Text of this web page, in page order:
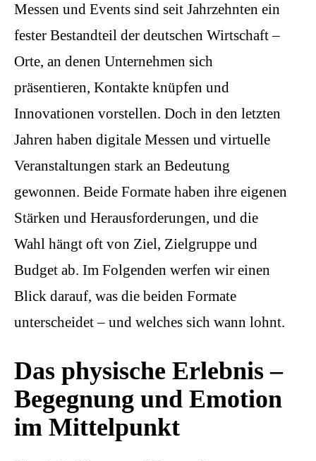
Messen und Events sind seit Jahrzehnten ein
fester Bestandteil der deutschen Wirtschaft –
Orte, an denen Unternehmen sich
präsentieren, Kontakte knüpfen und
Innovationen vorstellen. Doch in den letzten
Jahren haben digitale Messen und virtuelle
Veranstaltungen stark an Bedeutung
gewonnen. Beide Formate haben ihre eigenen
Stärken und Herausforderungen, und die
Wahl hängt oft von Ziel, Zielgruppe und
Budget ab. Im Folgenden werfen wir einen
Blick darauf, was die beiden Formate
unterscheidet – und welches sich wann lohnt.
Das physische Erlebnis –
Begegnung und Emotion
im Mittelpunkt